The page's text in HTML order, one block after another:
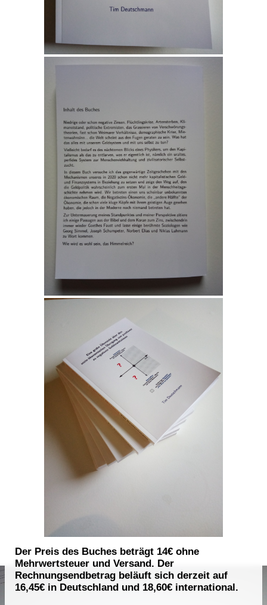
Der Preis des Buches beträgt 14€ ohne
Mehrwertsteuer und Versand. Der
Rechnungsendbetrag beläuft sich derzeit auf
16,45€ in Deutschland und 18,60€ international.